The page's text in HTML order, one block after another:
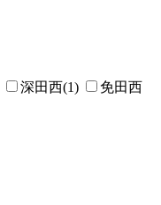
深田西(1)
免田西